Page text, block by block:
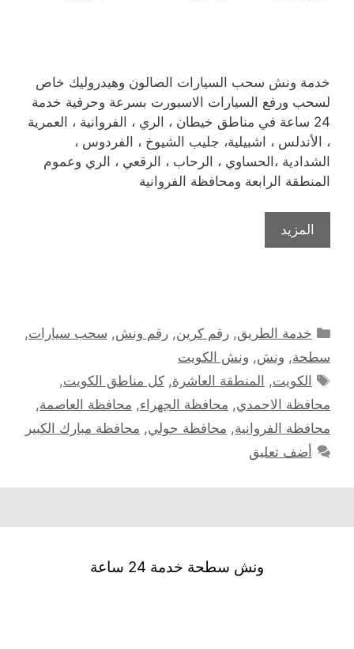
خدمة ونش سحب السيارات الصالون وهيدروليك خاص
لسحب ورفع السيارات الاسبورت بسرعة وحرفية خدمة
24 ساعة في مناطق خيطان ، الري ، الفروانية ، العمرية
، الأندلس ، اشبيلية، جليب الشيوخ ، الفردوس ،
الشدادية ،الحساوي ، الرحاب ، الرقعي ، الري وعموم
المنطقة الرابعة ومحافظة الفروانية
المزيد
التصنيفات
خدمة الطريق,رقم كرين,رقم ونش, سحب سيارات,
سطحة, ونش, ونش الكويت
الوسوم
الكويت, المنطقة العاشرة,كل مناطق الكويت,
محافظة الاحمدي, محافظة الجهراء, محافظة العاصمة,
محافظة الفروانية, محافظة حولي, محافظة مبارك الكبير
أضف تعليق
ونش سطحة خدمة 24 ساعة